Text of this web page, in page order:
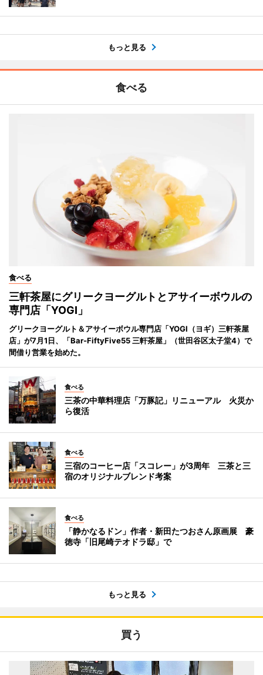
もっと見る
食べる
食べる
三軒茶屋にグリークヨーグルトとアサイーボウルの
専門店「YOGI」
グリークヨーグルト＆アサイーボウル専門店「YOGI（ヨギ）三軒茶屋
店」が7月1日、「Bar-FiftyFive55 三軒茶屋」（世田谷区太子堂4）で
間借り営業を始めた。
食べる
三茶の中華料理店「万豚記」リニューアル 火災か
ら復活
食べる
三宿のコーヒー店「スコレー」が3周年 三茶と三
宿のオリジナルブレンド考案
食べる
「静かなるドン」作者・新田たつおさん原画展 豪
徳寺「旧尾崎テオドラ邸」で
もっと見る
買う